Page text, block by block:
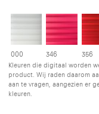
000 346 356
Kleuren die digitaal worden
product. Wij raden daarom
aan te vragen, aangezien er
kleuren.